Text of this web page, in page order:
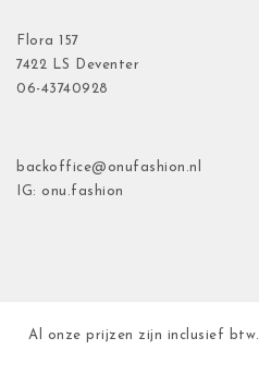
Flora 157
7422 LS Deventer
06-43740928
backoffice@onufashion.nl
IG: onu.fashion
Al onze prijzen zijn inclusief btw.